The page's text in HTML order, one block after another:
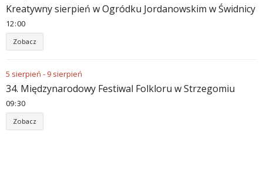
Kreatywny sierpień w Ogródku Jordanowskim w Świdnicy
12:00
Zobacz
5 sierpień - 9 sierpień
34. Międzynarodowy Festiwal Folkloru w Strzegomiu
09:30
Zobacz